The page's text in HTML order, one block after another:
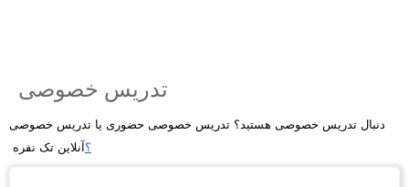
تدریس خصوصی
دنبال تدریس خصوصی هستید؟ تدریس خصوصی حضوری یا تدریس خصوصی
آنلاین تک نفره؟